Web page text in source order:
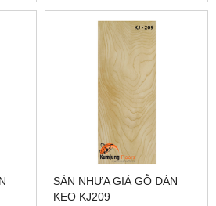
SÀN NHỰA GIẢ GỖ DÁN
KEO KJ209